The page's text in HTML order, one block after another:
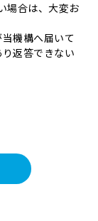
場合は、大変お
機構へ届いて
返答できない